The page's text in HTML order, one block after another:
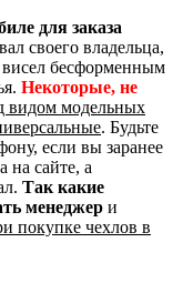
для заказа
своего владельца,
висел бесформенным
Некоторые, не
видом модельных
. Будьте
если вы заранее
на сайте, а
Так какие
менеджер и
покупке чехлов в